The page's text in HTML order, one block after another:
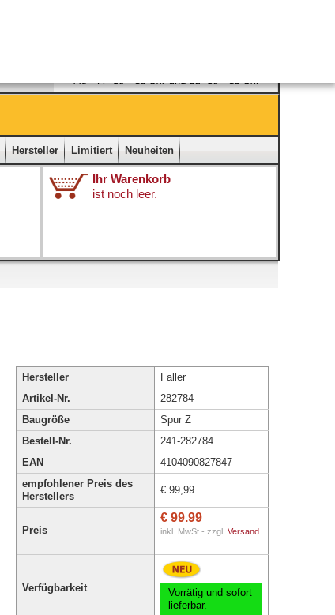
Hersteller Limitiert Neuheiten
Ihr Warenkorb
ist noch leer.
Hersteller
Faller
Artikel-Nr.
282784
Baugröße
Spur Z
Bestell-Nr.
241-282784
EAN
4104090827847
empfohlener Preis des
Herstellers
€ 99,99
Preis
€ 99.99
inkl. MwSt - zzgl. Versand
Verfügbarkeit
Vorrätig und sofort
lieferbar.